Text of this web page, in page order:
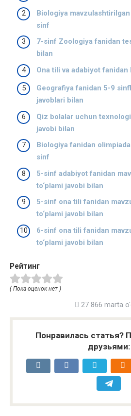
Biologiya
sinf
7-sinf Zoologiya fanidan
bilan
Ona tili va adabiyot fanidan
Geografiya fanidan 5-9
javoblari bilan
Qiz bolalar uchun
javobi bilan
Biologiya fanidan
sinf
5-sinf adabiyot fanidan
to‘plami javobi bilan
5-sinf ona tili fanidan
to‘plami javobi bilan
6-sinf ona tili fanidan
to‘plami javobi bilan
Рейтинг
( Пока оценок нет )
27 866 marta
Понравилась статья?
друзьями: